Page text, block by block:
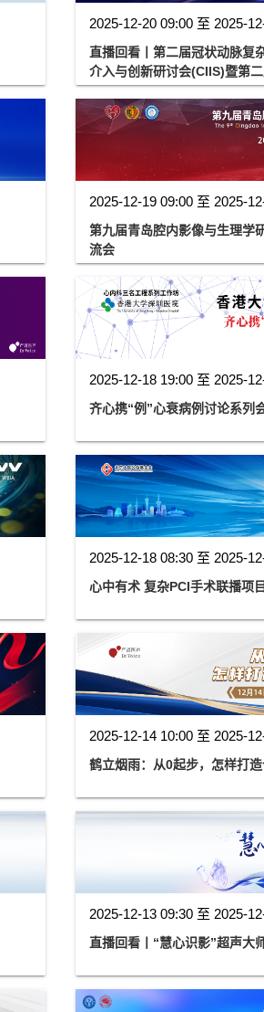
2025-12-20 09:00 至 2025-
直播回看丨第二届冠状动脉复
介入与创新研讨会(CIIS)暨第
2025-12-19 09:00 至 2025-
第九届青岛腔内影像与生理学
流会
2025-12-18 19:00 至 2025-
齐心携“例”心衰病例讨论系列
2025-12-18 08:30 至 2025-
心中有术 复杂PCI手术联播项
2025-12-14 10:00 至 2025-
鹤立烟雨：从0起步，怎样打造
2025-12-13 09:30 至 2025-
直播回看丨“慧心识影”超声大